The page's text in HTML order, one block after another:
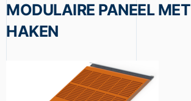
MODULAIRE PANEEL
HAKEN